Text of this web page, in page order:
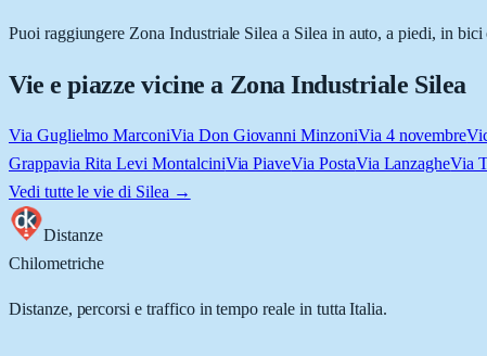
Puoi raggiungere Zona Industriale Silea a Silea in auto, a piedi, in
Vie e piazze vicine a Zona Industriale Silea
Via Guglielmo MarconiVia Don Giovanni MinzoniVia 4 novembre
Grappavia Rita Levi MontalciniVia PiaveVia PostaVia LanzagheVia
Vedi tutte le vie di Silea →
Distanze
Chilometriche
Distanze, percorsi e traffico in tempo reale in tutta Italia.